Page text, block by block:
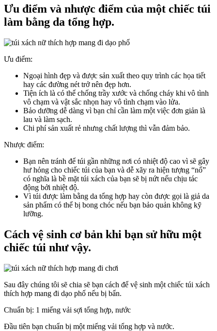
Ưu điểm và nhược điểm của một chiếc túi
làm bằng da tổng hợp.
Ưu điểm:
Ngoại hình đẹp và được sản xuất theo quy trình các họa tiết
hay các đường nét trở nên đẹp hơn.
Tiện ích là có thể chống trầy xước và chống cháy khi vô tình
vô chạm và vật sắc nhọn hay vô tình chạm vào lửa.
Bảo dưỡng dễ dàng vì bạn chỉ cần làm một việc đơn giản là
lau và làm sạch.
Chi phí sản xuất rẻ nhưng chất lượng thì vẫn đảm bảo.
Nhược điểm:
Bạn nên tránh để túi gần những nơi có nhiệt độ cao vì sẽ gây
hư hỏng cho chiếc túi của bạn và dễ xãy ra hiện tượng “nổ”
có nghĩa là bề mặt túi xách của bạn sẽ bị nứt nếu chịu tác
động bởi nhiệt độ.
Vì túi được làm bằng da tổng hợp hay còn được gọi là giả da
sản phẩm có thể bị bong chóc nếu bạn bảo quản không kỹ
lưỡng.
Cách vệ sinh cơ bản khi bạn sử hữu một
chiếc túi như vậy.
Sau đây chúng tôi sẽ chia sẽ bạn cách để vệ sinh một chiếc túi xách
thích hợp mang đi dạo phố nếu bị bẩn.
Chuẩn bị: 1 miếng vải sợi tổng hợp, nước
Đầu tiên bạn chuẩn bị một miếng vải tổng hợp và nước.